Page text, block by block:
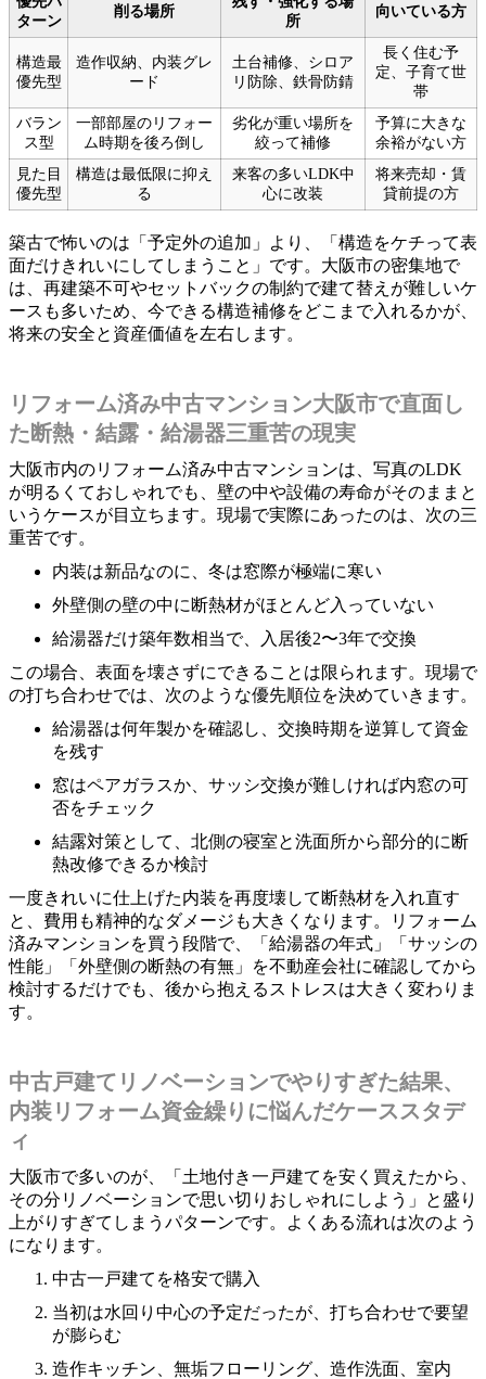
ターン
削る場所
所
向いている方
構造最
優先型
造作収納、内装グレ
ード
土台補修、シロア
リ防除、鉄骨防錆
長く住む予
定、子育て世
帯
バラン
ス型
一部部屋のリフォー
ム時期を後ろ倒し
劣化が重い場所を
絞って補修
予算に大きな
余裕がない方
見た目
優先型
構造は最低限に抑え
る
来客の多いLDK中
心に改装
将来売却・賃
貸前提の方
築古で怖いのは「予定外の追加」より、「構造をケチって表
面だけきれいにしてしまうこと」です。大阪市の密集地で
は、再建築不可やセットバックの制約で建て替えが難しいケ
ースも多いため、今できる構造補修をどこまで入れるかが、
将来の安全と資産価値を左右します。
リフォーム済み中古マンション大阪市で直面し
た断熱・結露・給湯器三重苦の現実
大阪市内のリフォーム済み中古マンションは、写真のLDK
が明るくておしゃれでも、壁の中や設備の寿命がそのままと
いうケースが目立ちます。現場で実際にあったのは、次の三
重苦です。
内装は新品なのに、冬は窓際が極端に寒い
外壁側の壁の中に断熱材がほとんど入っていない
給湯器だけ築年数相当で、入居後2〜3年で交換
この場合、表面を壊さずにできることは限られます。現場で
の打ち合わせでは、次のような優先順位を決めていきます。
給湯器は何年製かを確認し、交換時期を逆算して資金
を残す
窓はペアガラスか、サッシ交換が難しければ内窓の可
否をチェック
結露対策として、北側の寝室と洗面所から部分的に断
熱改修できるか検討
一度きれいに仕上げた内装を再度壊して断熱材を入れ直す
と、費用も精神的なダメージも大きくなります。リフォーム
済みマンションを買う段階で、「給湯器の年式」「サッシの
性能」「外壁側の断熱の有無」を不動産会社に確認してから
検討するだけでも、後から抱えるストレスは大きく変わりま
す。
中古戸建てリノベーションでやりすぎた結果、
内装リフォーム資金繰りに悩んだケーススタデ
ィ
大阪市で多いのが、「土地付き一戸建てを安く買えたから、
その分リノベーションで思い切りおしゃれにしよう」と盛り
上がりすぎてしまうパターンです。よくある流れは次のよう
になります。
中古一戸建てを格安で購入
当初は水回り中心の予定だったが、打ち合わせで要望
が膨らむ
造作キッチン、無垢フローリング、造作洗面、室内